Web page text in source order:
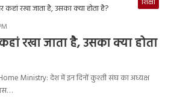
शिक्षा
रखा जाता है, उसका क्या होता
Ministry: देश में इन दिनों कुश्ती संघ का अध्यक्ष